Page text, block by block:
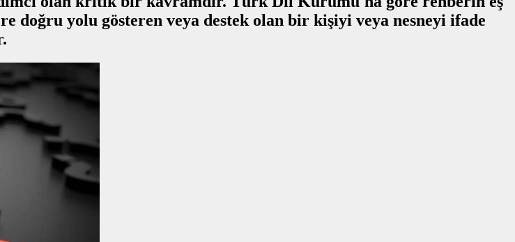
doğru yolu gösteren veya destek olan bir kişiyi veya nesneyi ifade